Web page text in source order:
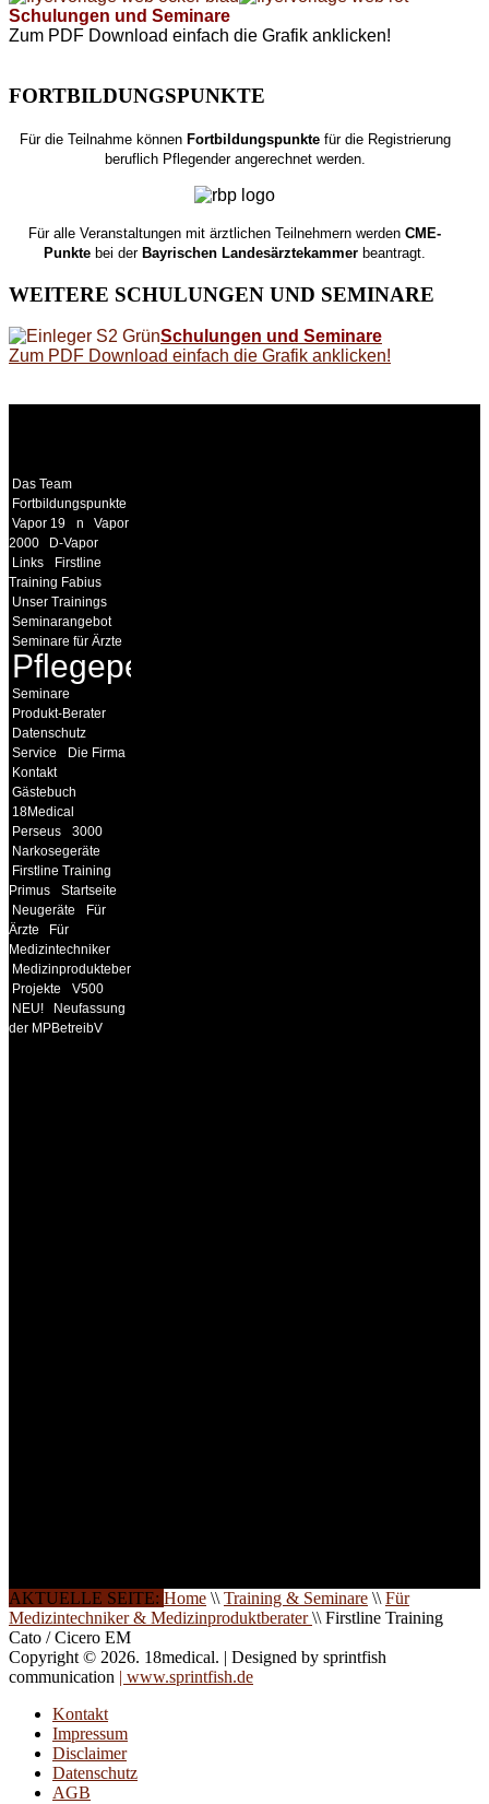
Schulungen und Seminare
Zum PDF Download einfach die Grafik anklicken!
FORTBILDUNGSPUNKTE
Für die Teilnahme könnenFortbildungspunktefür die Registrierung
beruflich Pflegender angerechnet werden.
Für alle Veranstaltungen mit ärztlichen Teilnehmern werdenCME-
Punkte bei derBayrischen Landesärztekammer beantragt.
WEITERE SCHULUNGEN UND SEMINARE
Schulungen und Seminare
Zum PDF Download einfach die Grafik anklicken!
Das Team
Fortbildungspunkte
Vapor 19
n
Vapor
2000
D-Vapor
Links
Firstline
Training Fabius
Unser Trainings
Seminarangebot
Seminare für Ärzte
Pflegepersonal
Seminare
Produkt-Berater
Datenschutz
Service
Die Firma
Kontakt
Gästebuch
18Medical
Perseus
3000
Narkosegeräte
Firstline Training
Primus
Startseite
Neugeräte
Für
Ärzte
Für
Medizintechniker
Medizinprodukteberater
Projekte
V500
NEU!
Neufassung
der MPBetreibV
AKTUELLE SEITE: Home \\ Training & Seminare \\ Für
Medizintechniker & Medizinproduktberater\\ Firstline Training
Cato / Cicero EM
Copyright © 2026. 18medical. | Designed by sprintfish
communication | www.sprintfish.de
Kontakt
Impressum
Disclaimer
Datenschutz
AGB